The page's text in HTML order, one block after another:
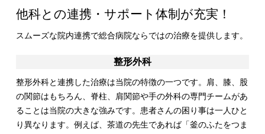
他科との連携・サポート体制が充実！
スムーズな院内連携で総合病院ならではの治療を提供します。
整形外科
整形外科と連携した治療は当院の特徴の一つです。肩、膝、股
の関節はもちろん、脊柱、肩関節や手の外科の専門チームがあ
ることは当院の大きな強みです。患者さんの困り事は一人ひと
り異なります。例えば、茶道の先生であれば「釜のふたをつま